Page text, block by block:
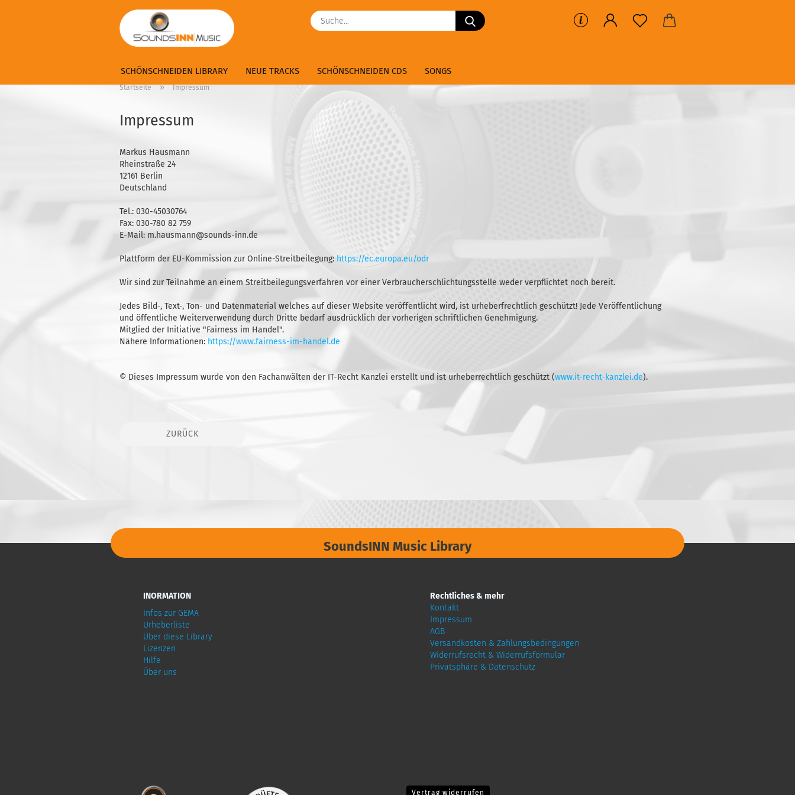
Suche...
SCHÖNSCHNEIDEN LIBRARY NEUE TRACKS SCHÖNSCHNEIDEN CDS SONGS
Startseite » Impressum
Impressum
Markus Hausmann
Rheinstraße 24
12161 Berlin
Deutschland
Tel.: 030-45030764
Fax: 030-780 82 759
E-Mail: m.hausmann@sounds-inn.de
Plattform der EU-Kommission zur Online-Streitbeilegung: https://ec.europa.eu/odr
Wir sind zur Teilnahme an einem Streitbeilegungsverfahren vor einer Verbraucherschlichtungsstelle weder verpflichtet noch bereit.
Jedes Bild-, Text-, Ton- und Datenmaterial welches auf dieser Website veröffentlicht wird, ist urheberfrechtlich geschützt! Jede Veröffentlichung
und öffentliche Weiterverwendung durch Dritte bedarf ausdrücklich der vorherigen schriftlichen Genehmigung.
Mitglied der Initiative "Fairness im Handel".
Nähere Informationen: https://www.fairness-im-handel.de
© Dieses Impressum wurde von den Fachanwälten der IT-Recht Kanzlei erstellt und ist urheberrechtlich geschützt (www.it-recht-kanzlei.de).
ZURÜCK
SoundsINN Music Library
INORMATION
Infos zur GEMA
Urheberliste
Über diese Library
Lizenzen
Hilfe
Über uns
Rechtliches & mehr
Kontakt
Impressum
AGB
Versandkosten & Zahlungsbedingungen
Widerrufsrecht & Widerrufsformular
Privatsphäre & Datenschutz
Vertrag widerrufen